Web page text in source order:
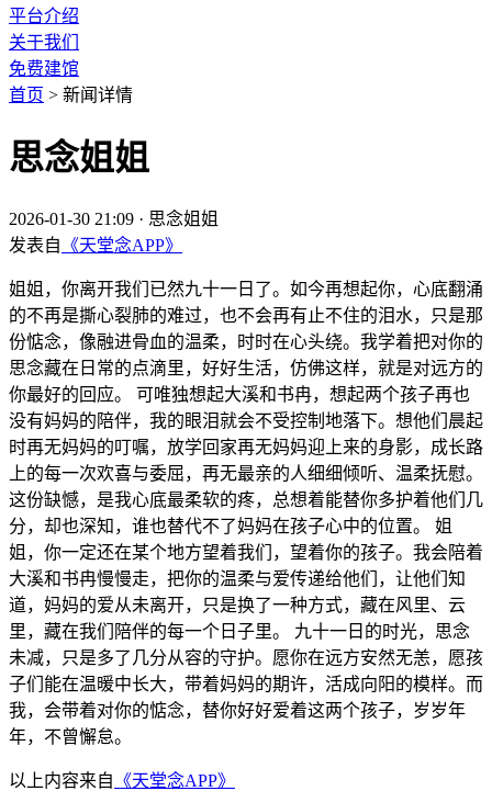
平台介绍
关于我们
免费建馆
首页 > 新闻详情
思念姐姐
2026-01-30 21:09 · 思念姐姐
发表自 《天堂念APP》
姐姐，你离开我们已然九十一日了。如今再想起你，心底翻涌
的不再是撕心裂肺的难过，也不会再有止不住的泪水，只是那
份惦念，像融进骨血的温柔，时时在心头绕。我学着把对你的
思念藏在日常的点滴里，好好生活，仿佛这样，就是对远方的
你最好的回应。 可唯独想起大溪和书冉，想起两个孩子再也
没有妈妈的陪伴，我的眼泪就会不受控制地落下。想他们晨起
时再无妈妈的叮嘱，放学回家再无妈妈迎上来的身影，成长路
上的每一次欢喜与委屈，再无最亲的人细细倾听、温柔抚慰。
这份缺憾，是我心底最柔软的疼，总想着能替你多护着他们几
分，却也深知，谁也替代不了妈妈在孩子心中的位置。 姐
姐，你一定还在某个地方望着我们，望着你的孩子。我会陪着
大溪和书冉慢慢走，把你的温柔与爱传递给他们，让他们知
道，妈妈的爱从未离开，只是换了一种方式，藏在风里、云
里，藏在我们陪伴的每一个日子里。 九十一日的时光，思念
未减，只是多了几分从容的守护。愿你在远方安然无恙，愿孩
子们能在温暖中长大，带着妈妈的期许，活成向阳的模样。而
我，会带着对你的惦念，替你好好爱着这两个孩子，岁岁年
年，不曾懈怠。
以上内容来自 《天堂念APP》